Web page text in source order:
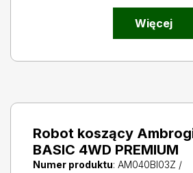
Więcej
Robot koszący
BASIC 4WD PREMIUM
Numer produktu: AM040BI03Z /